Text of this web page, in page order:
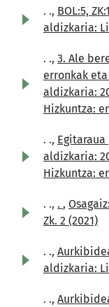
. ., BOL:5,
aldizkaria:
. ., 3. Ale
erronkak
aldizkaria:
Hizkuntza:
. ., Egitaraua
aldizkaria:
Hizkuntza:
. ., . ,
Zk. 2 (2021)
. .,
aldizkaria:
. .,